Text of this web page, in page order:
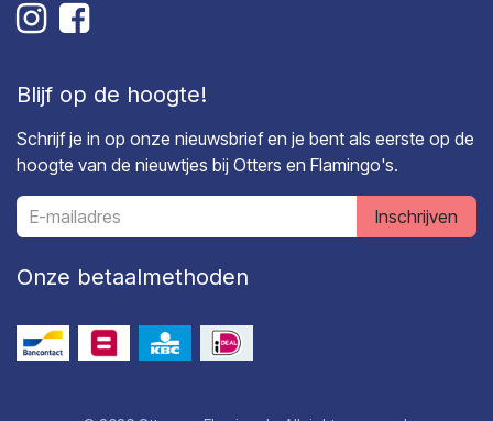
Blijf op de hoogte!
Schrijf je in op onze nieuwsbrief en je bent als eerste op de
hoogte van de nieuwtjes bij Otters en Flamingo's.
Inschrijven
Onze betaalmethoden